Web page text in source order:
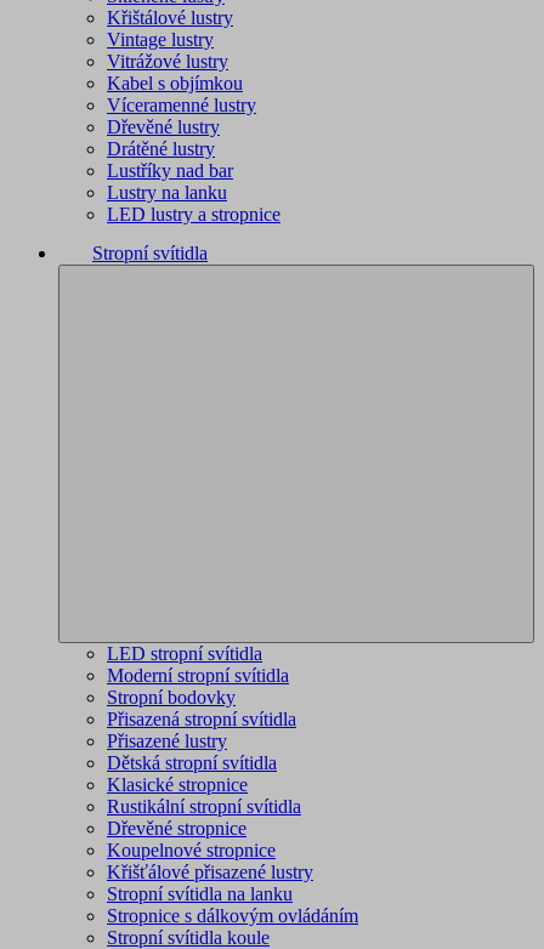
Křištálové lustry
Vintage lustry
Vitrážové lustry
Kabel s objímkou
Víceramenné lustry
Dřevěné lustry
Drátěné lustry
Lustříky nad bar
Lustry na lanku
LED lustry a stropnice
Stropní svítidla
LED stropní svítidla
Moderní stropní svítidla
Stropní bodovky
Přisazená stropní svítidla
Přisazené lustry
Dětská stropní svítidla
Klasické stropnice
Rustikální stropní svítidla
Dřevěné stropnice
Koupelnové stropnice
Křišťálové přisazené lustry
Stropní svítidla na lanku
Stropnice s dálkovým ovládáním
Stropní svítidla koule